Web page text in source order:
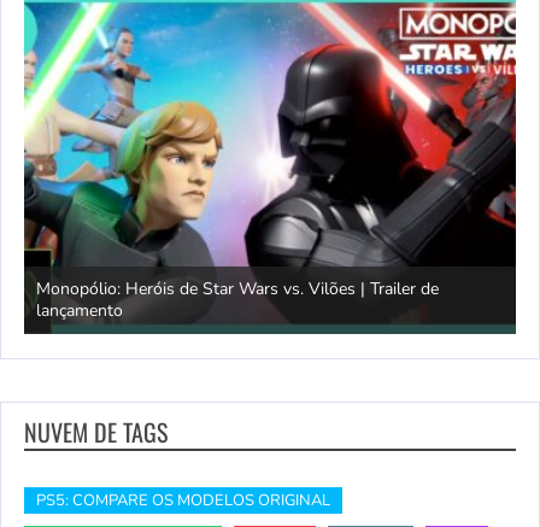
Monopólio: Heróis de Star Wars vs. Vilões | Trailer de
lançamento
NUVEM DE TAGS
PS5: COMPARE OS MODELOS ORIGINAL